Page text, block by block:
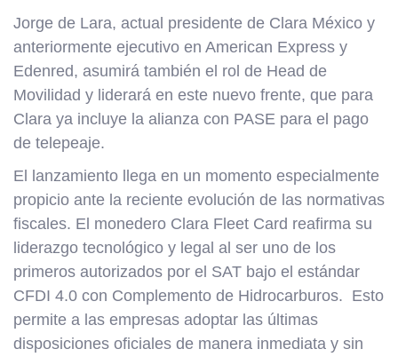
Jorge de Lara, actual presidente de Clara México y
anteriormente ejecutivo en American Express y
Edenred, asumirá también el rol de Head de
Movilidad y liderará en este nuevo frente, que para
Clara ya incluye la alianza con PASE para el pago
de telepeaje.
El lanzamiento llega en un momento especialmente
propicio ante la reciente evolución de las normativas
fiscales. El monedero Clara Fleet Card reafirma su
liderazgo tecnológico y legal al ser uno de los
primeros autorizados por el SAT bajo el estándar
CFDI 4.0 con Complemento de Hidrocarburos. Esto
permite a las empresas adoptar las últimas
disposiciones oficiales de manera inmediata y sin